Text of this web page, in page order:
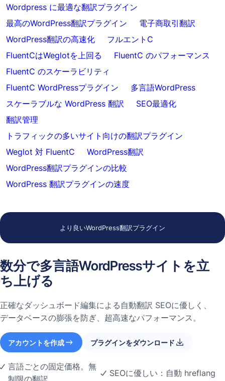
Wordpress に最適な翻訳プラグイン
最高のWordPress翻訳プラグイン
電子商取引翻訳
WordPress翻訳の高速化
フルエントC
FluentCはWeglotを上回る
FluentC のパフォーマンス
FluentC のスケーラビリティ
FluentC WordPressプラグイン
多言語WordPress
スケーラブルな WordPress 翻訳
SEO最適化
翻訳管理
トラフィックの多いサイト向けの翻訳プラグイン
Weglot 対 FluentC
WordPress翻訳
WordPress翻訳プラグインの比較
WordPress 翻訳プラグインの速度
より良いWordPress翻訳プラグイン
数分で多言語WordPressサイトを立
ち上げる
正確なダッシュボード編集による自動翻訳 SEOに優しく、
データベースの膨張を防ぎ、超高速なパフォーマンス。
アカウントを作成 プラグインをダウンロード
言語ごとの固定価格。無
SEOに優しい：自動 hreflang